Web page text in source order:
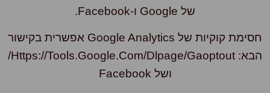
של Google ו-Facebook.
חסימת קוקיות של Google Analytics אפשרית בקישור
הבא: Https://tools.google.com/dlpage/gaoptout/
ושל Facebook